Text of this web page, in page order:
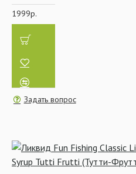
Насадочные
Поводковый материал
Поплавочная ловля
1999р.
Задать вопрос